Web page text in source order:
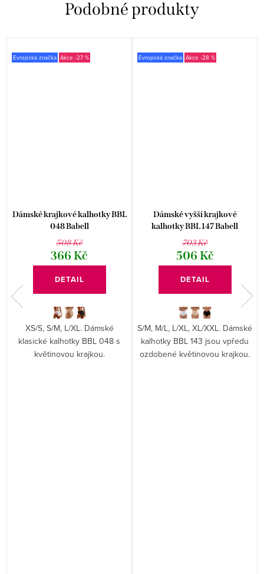
Evropská značka -27 %
Dámské krajkové kalhotky BBL
048 Babell
508 Kč
366 Kč
DETAIL
XS/S, S/M, L/XL. Dámské
klasické kalhotky BBL 048 s
květinovou krajkou.
Evropská značka -28 %
Dámské vyšší krajkové
kalhotky BBL 147 Babell
703 Kč
506 Kč
DETAIL
S/M, M/L, L/XL, XL/XXL. Dámské
kalhotky BBL 143 jsou vpředu
ozdobené květinovou krajkou.